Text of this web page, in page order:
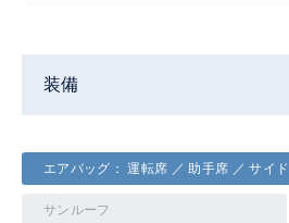
装備
エアバッグ： 運転席 ／ 助手席 ／ サイド
サンルーフ